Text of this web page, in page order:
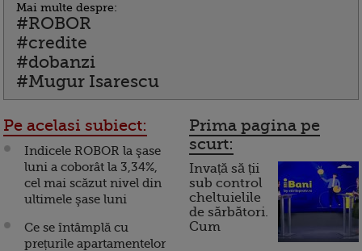
Mai multe despre:
#ROBOR
#credite
#dobanzi
#Mugur Isarescu
Pe acelasi subiect:
Indicele ROBOR la şase
luni a coborât la 3,34%,
cel mai scăzut nivel din
ultimele şase luni
Ce se întâmplă cu
prețurile apartamentelor
Prima pagina pe
scurt:
Invață să ții
sub control
cheltuielile
de sărbători.
Cum